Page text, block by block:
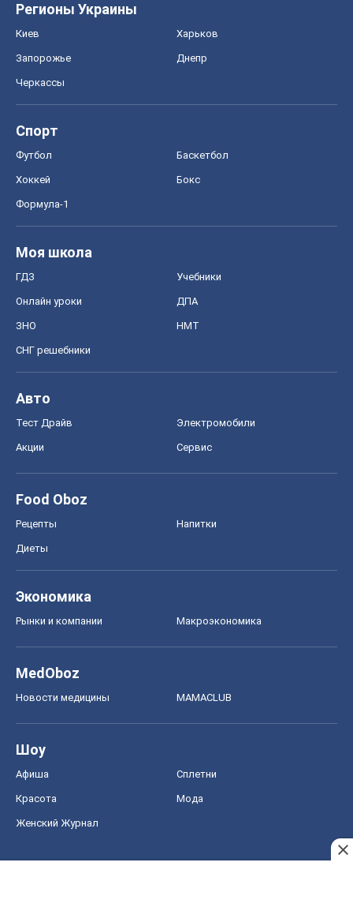
Регионы Украины
Киев Харьков
Запорожье Днепр
Черкассы
Спорт
Футбол Баскетбол
Хоккей Бокс
Формула-1
Моя школа
ГДЗ Учебники
Онлайн уроки ДПА
ЗНО НМТ
СНГ решебники
Авто
Тест Драйв Электромобили
Акции Сервис
Food Oboz
Рецепты Напитки
Диеты
Экономика
Рынки и компании Mакроэкономика
MedOboz
Новости медицины MAMACLUB
Шоу
Афиша Сплетни
Красота Мода
Женский Журнал